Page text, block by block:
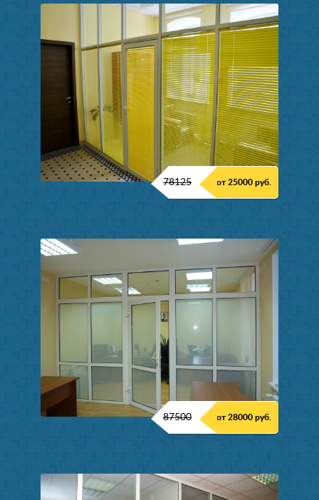
78125 от 25000 руб.
87500 от 28000 руб.